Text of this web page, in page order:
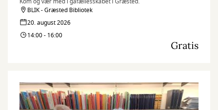
BLIK - Græsted Bibliotek
20. august 2026
14:00 - 16:00
Gratis